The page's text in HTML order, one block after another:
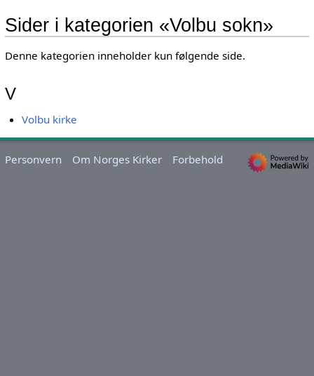
Sider i kategorien «Volbu sokn»
Denne kategorien inneholder kun følgende side.
V
Volbu kirke
Personvern Om Norges Kirker Forbehold